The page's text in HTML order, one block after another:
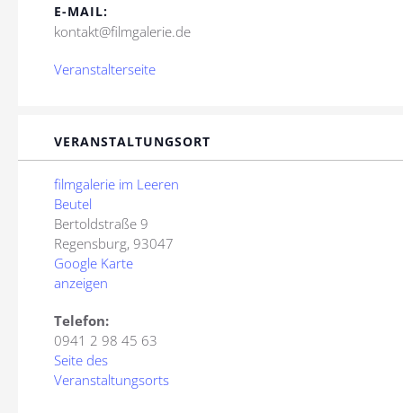
E-MAIL:
kontakt@filmgalerie.de
Veranstalterseite
VERANSTALTUNGSORT
filmgalerie im Leeren
Beutel
Bertoldstraße 9
Regensburg, 93047
Google Karte
anzeigen
Telefon:
0941 2 98 45 63
Seite des
Veranstaltungsorts